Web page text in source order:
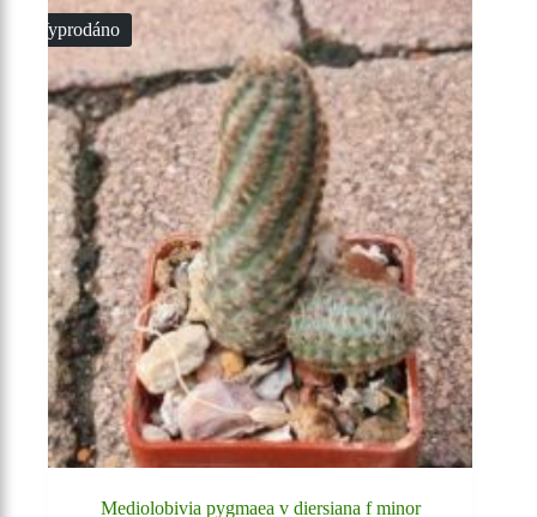
Vyprodáno
Mediolobivia pygmaea v diersiana f minor